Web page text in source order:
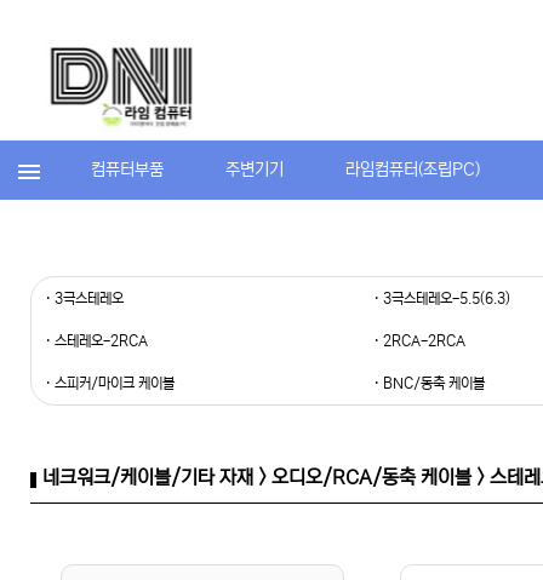
컴퓨터부품 주변기기 라임컴퓨터(조립PC)
· 3극스테레오 · 3극스테레오-5.5(6.3)
· 스테레오-2RCA · 2RCA-2RCA
· 스피커/마이크 케이블 · BNC/동축 케이블
네크워크/케이블/기타 자재 > 오디오/RCA/동축 케이블 > 스테